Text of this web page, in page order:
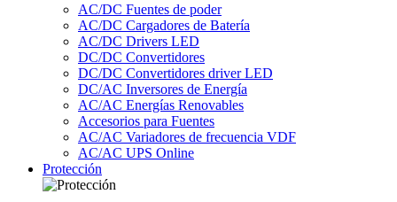
AC/DC Fuentes de poder
AC/DC Cargadores de Batería
AC/DC Drivers LED
DC/DC Convertidores
DC/DC Convertidores driver LED
DC/AC Inversores de Energía
AC/AC Energías Renovables
Accesorios para Fuentes
AC/AC Variadores de frecuencia VDF
AC/AC UPS Online
Protección